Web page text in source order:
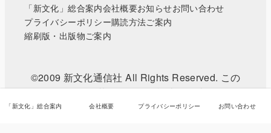
「新文化」総合案内会社概要お知らせお問い合わせ
プライバシーポリシー購読方法ご案内
縮刷版・出版物ご案内
©2009 新文化通信社 All Rights Reserved. この
WEBサイトに掲載されている記事・写真などの無
断転載を禁じます。
「新文化」総合案内 会社概要 プライバシーポリシー お問い合わせ